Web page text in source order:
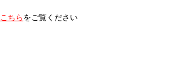
こちら をご覧ください